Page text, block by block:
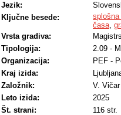
na primer zvezde in planeti.
simetrične mase. V nadaljevanju
zaradi učinka podaljšanja časa v
korekcijo GPS signala.
splošne teorije relativnosti:
masi (zvezdi) in precesije
povezavi z odklonom svetlobe v
opišemo Nasino misijo, v kateri
Jezik:
Ključne besede:
časa,
Vrsta gradiva:
Tipologija:
2.09 -
Organizacija:
PEF -
Kraj izida:
Založnik:
V. Vičar
Leto izida:
2025
Št. strani:
116 str.